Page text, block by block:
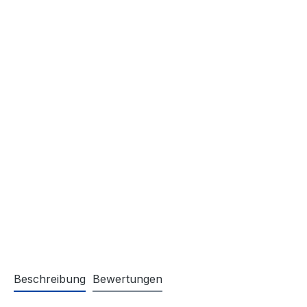
Beschreibung Bewertungen